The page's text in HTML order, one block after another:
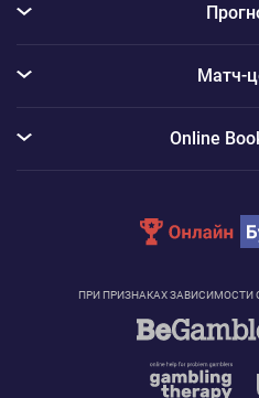
ПРИ ПРИЗНАКАХ ЗАВИСИМОСТИ
Матч-
Online